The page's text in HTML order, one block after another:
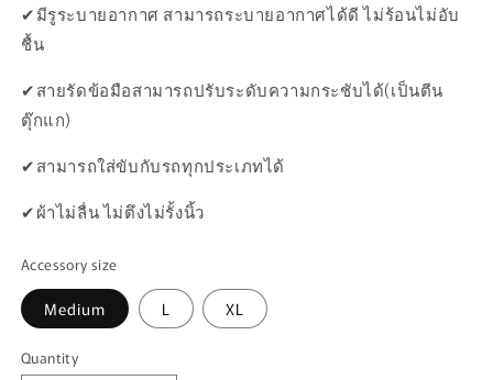
✔มีรูระบายอากาศ สามารถระบายอากาศได้ดี ไม่ร้อนไม่อับ
ชื้น
✔สายรัดข้อมือสามารถปรับระดับความกระชับได้(เป็นตีน
ตุ๊กแก)
✔สามารถใส่ขับกับรถทุกประเภทได้
✔ผ้าไม่ลื่น ไม่ตึงไม่รั้งนิ้ว
Accessory size
Medium L XL
Quantity
Quantity